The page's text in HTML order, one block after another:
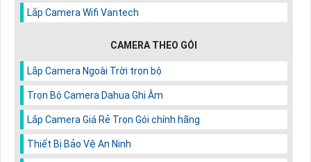
Lắp Camera Wifi Vantech
CAMERA THEO GÓI
Lắp Camera Ngoài Trời trọn bộ
Trọn Bộ Camera Dahua Ghi Âm
Lắp Camera Giá Rẻ Trọn Gói chính hãng
Thiết Bị Bảo Vệ An Ninh